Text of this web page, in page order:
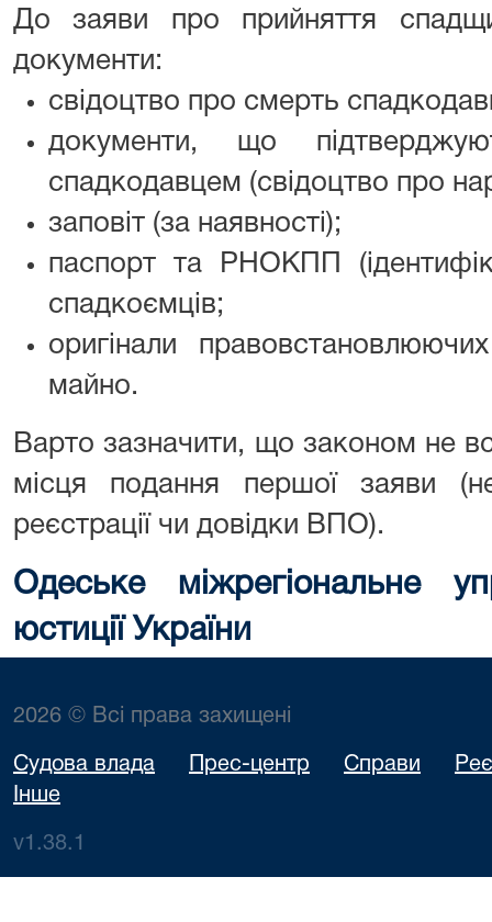
До заяви про прийняття
документи:
свідоцтво про смерть
документи, що
спадкодавцем (свідоцтво про
заповіт (за наявності);
паспорт та РНОКПП
спадкоємців;
оригінали
майно.
Варто зазначити, що законом не
місця подання першої заяви
реєстрації чи довідки ВПО).
Одеське міжрегіональне
юстиції України
2026 © Всі права захищені
Судова влада Прес-центр Справи
Інше
v1.38.1